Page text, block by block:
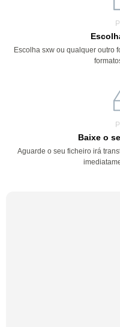
Escolha sxw ou qualquer outro
Baixe o
Aguarde o seu ficheiro irá